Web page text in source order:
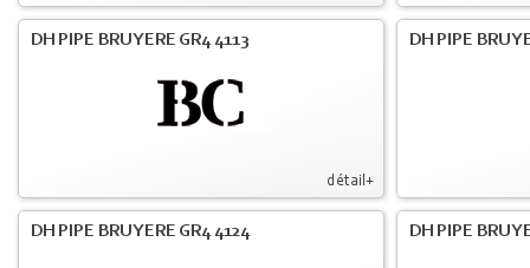
détail+
DH PIPE BRUYERE GR4 4113 DH PIPE
DH PIPE BRUYERE GR4 4124 DH PIPE